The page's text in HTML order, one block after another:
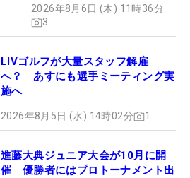
2026年8月6日 (木) 11時36分
3
LIVゴルフが大量スタッフ解雇
へ？ あすにも選手ミーティング実
施へ
2026年8月5日 (水) 14時02分 1
進藤大典ジュニア大会が10月に開
催 優勝者にはプロトーナメント出